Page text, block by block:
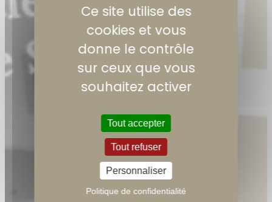
Nos
publications
Ce site utilise des
cookies et vous
donne le contrôle
sur ceux que vous
souhaitez activer
Tout accepter
Tout refuser
Personnaliser
Politique de confidentialité